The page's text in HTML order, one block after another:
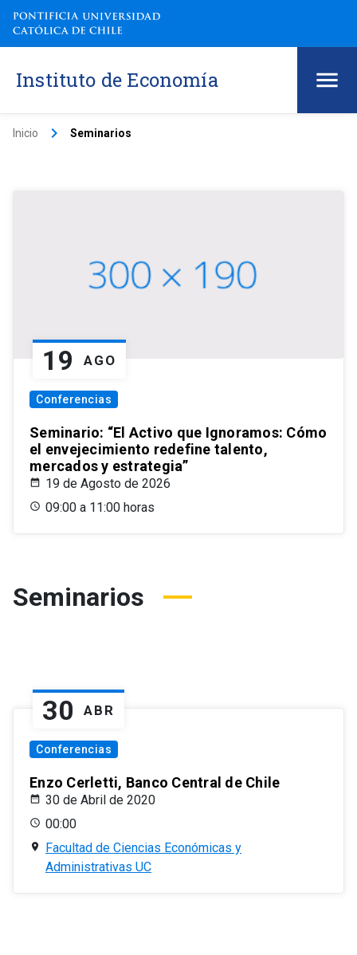
Instituto de Economía
Inicio keyboard_arrow_right Seminarios
19 AGO
Conferencias
Seminario: “El Activo que Ignoramos: Cómo
el envejecimiento redefine talento,
mercados y estrategia”
19 de Agosto de 2026
09:00 a 11:00 horas
Seminarios
30 ABR
Conferencias
Enzo Cerletti, Banco Central de Chile
30 de Abril de 2020
00:00
Facultad de Ciencias Económicas y
Administrativas UC